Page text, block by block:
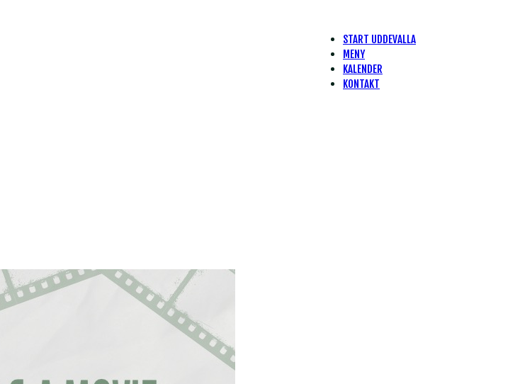
START UDDEVALLA
MENY
KALENDER
KONTAKT